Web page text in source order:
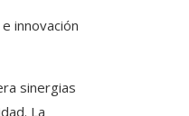
innovación
sinergias
La